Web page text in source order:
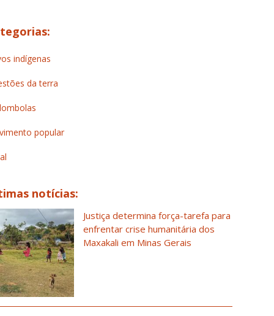
indígenas
da terra
popular
notícias:
Justiça determina força-tarefa para
enfrentar crise humanitária dos
Maxakali em Minas Gerais